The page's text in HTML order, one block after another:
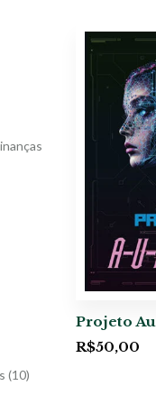
(10)
Projeto
R$50,00